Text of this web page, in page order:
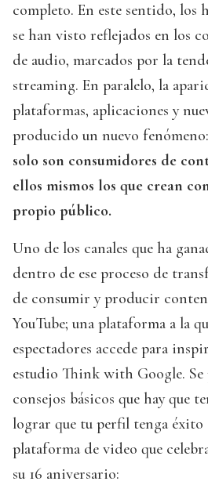
completo. En este sentido, los
se han visto reflejados en los
de audio, marcados por la
streaming. En paralelo, la
plataformas, aplicaciones y
producido un nuevo fenómeno:
solo son consumidores de
ellos mismos los que crean
propio público.
Uno de los canales que ha
dentro de ese proceso de
de consumir y producir
YouTube; una plataforma a la
espectadores accede para
estudio Think with Google. Se
consejos básicos que hay que
lograr que tu perfil tenga éxito
plataforma de video que
su 16 aniversario: